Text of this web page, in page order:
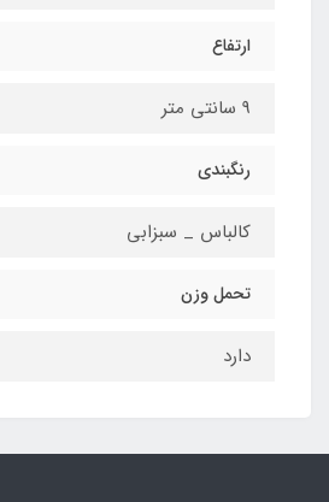
ارتفاع
9 سانتی متر
رنگبندی
کالباس _ سبزابی
تحمل وزن
دارد